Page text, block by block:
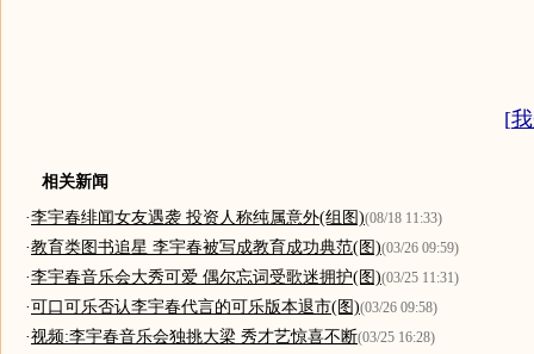
[
相关新闻
·李宇春绯闻女友遇袭 投资人称纯属意外(组图)(08/18 11:33)
·教育类图书追星 李宇春被写成教育成功典范(图)(03/26 09:59)
·李宇春音乐会大秀可爱 偶尔忘词受歌迷拥护(图)(03/25 11:31)
·可口可乐否认李宇春代言的可乐版本退市(图)(03/26 09:58)
·视频:李宇春音乐会独挑大梁 秀才艺惊喜不断(03/25 16:28)